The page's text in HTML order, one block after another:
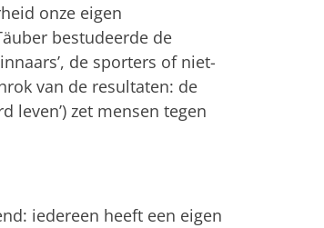
onze eigen
bestudeerde de
de sporters of niet-
van de resultaten: de
leven’) zet mensen tegen
iedereen heeft een eigen